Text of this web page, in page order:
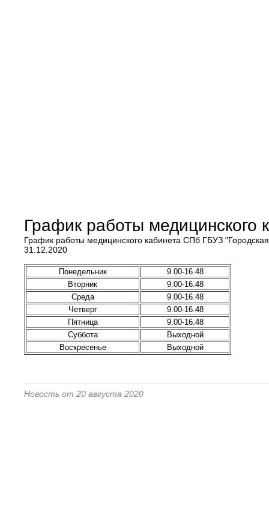
График работы медицинского
График работы медицинского кабинета СПб ГБУЗ
31.12.2020
Понедельник
9.00-16.48
Вторник
9.00-16.48
Среда
9.00-16.48
Четверг
9.00-16.48
Пятница
9.00-16.48
Суббота
Выходной
Воскресенье
Выходной
Новость от 20 августа 2020